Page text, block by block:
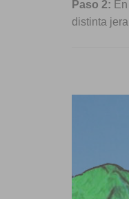
Paso 2:
distinta